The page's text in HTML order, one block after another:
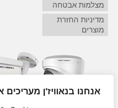
אנחנו בנאוויז'ן
מצלמות אבטחה
מדיניות החזרת
מוצרים